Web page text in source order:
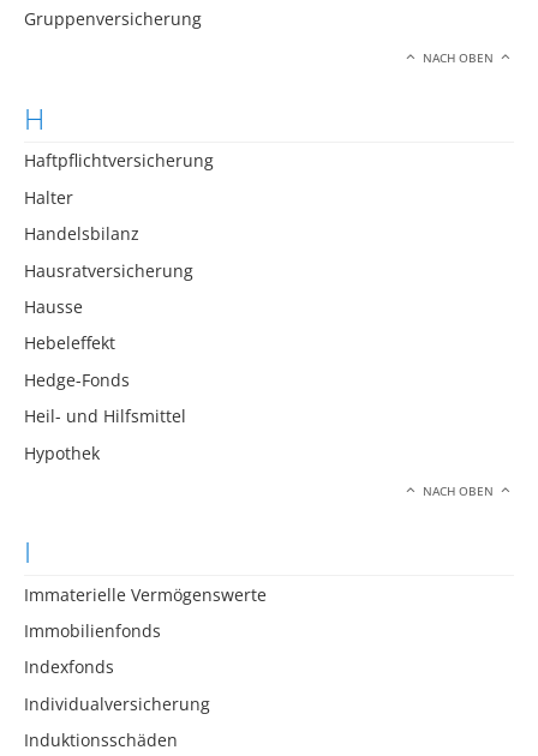
Gruppenversicherung
NACH OBEN
H
Haftpflichtversicherung
Halter
Handelsbilanz
Hausratversicherung
Hausse
Hebeleffekt
Hedge-Fonds
Heil- und Hilfsmittel
Hypothek
NACH OBEN
I
Immaterielle Vermögenswerte
Immobilienfonds
Indexfonds
Individualversicherung
Induktionsschäden